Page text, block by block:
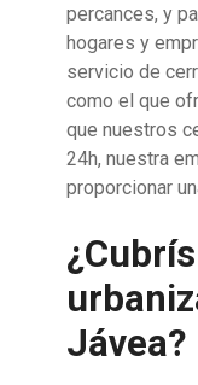
percances, y
hogares y
servicio de
como el que
que nuestros
24h, nuestra
proporcionar
Jávea?